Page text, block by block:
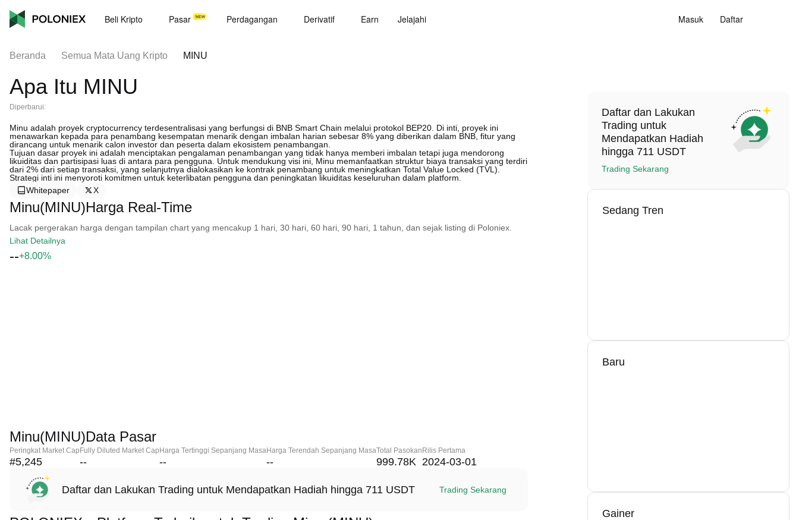
Beli Kripto Pasar Perdagangan Derivatif Earn Jelajahi Masuk Daftar
Beranda Semua Mata Uang Kripto MINU
Apa Itu MINU
Diperbarui:
Minu adalah proyek cryptocurrency terdesentralisasi yang berfungsi di BNB Smart Chain melalui protokol BEP20. Di inti, proyek ini
menawarkan kepada para penambang kesempatan menarik dengan imbalan harian sebesar 8% yang diberikan dalam BNB, fitur yang
dirancang untuk menarik calon investor dan peserta dalam ekosistem penambangan.
Tujuan dasar proyek ini adalah menciptakan pengalaman penambangan yang tidak hanya memberi imbalan tetapi juga mendorong
likuiditas dan partisipasi luas di antara para pengguna. Untuk mendukung visi ini, Minu memanfaatkan struktur biaya transaksi yang terdiri
dari 2% dari setiap transaksi, yang selanjutnya dialokasikan ke kontrak penambang untuk meningkatkan Total Value Locked (TVL).
Strategi inti ini menyoroti komitmen untuk keterlibatan pengguna dan peningkatan likuiditas keseluruhan dalam platform.
Whitepaper
X
Minu(MINU)Harga Real-Time
Lacak pergerakan harga dengan tampilan chart yang mencakup 1 hari, 30 hari, 60 hari, 90 hari, 1 tahun, dan sejak listing di Poloniex.
Lihat Detailnya
--+8.00%
Minu(MINU)Data Pasar
Peringkat Market Cap
#5,245
Fully Diluted Market Cap
--
Harga Tertinggi Sepanjang Masa
--
Harga Terendah Sepanjang Masa
--
Total Pasokan
999.78K
Rilis Pertama
2024-03-01
Daftar dan Lakukan Trading untuk Mendapatkan Hadiah hingga 711 USDT Trading Sekarang
Daftar dan Lakukan
Trading untuk
Mendapatkan Hadiah
hingga 711 USDT
Trading Sekarang
Sedang Tren
Baru
Gainer